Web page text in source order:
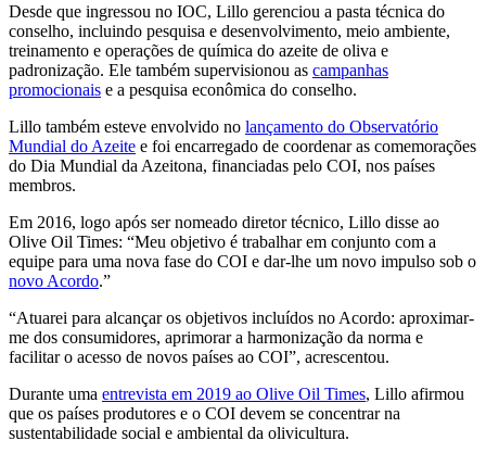
Desde que ingressou no IOC, Lillo gerenciou a pasta técnica do
conselho, incluindo pesquisa e desenvolvimento, meio ambiente,
treinamento e operações de química do azeite de oliva e
padronização. Ele também supervisionou as campanhas
promocionais e a pesquisa econômica do conselho.
Lillo também esteve envolvido no lançamento do Observatório
Mundial do Azeite e foi encarregado de coordenar as comemorações
do Dia Mundial da Azeitona, financiadas pelo COI, nos países
membros.
Em 2016, logo após ser nomeado diretor técnico, Lillo disse ao
Olive Oil Times: “Meu objetivo é trabalhar em conjunto com a
equipe para uma nova fase do COI e dar-lhe um novo impulso sob o
novo Acordo.”
“Atuarei para alcançar os objetivos incluídos no Acordo: aproximar-
me dos consumidores, aprimorar a harmonização da norma e
facilitar o acesso de novos países ao COI”, acrescentou.
Durante uma entrevista em 2019 ao Olive Oil Times, Lillo afirmou
que os países produtores e o COI devem se concentrar na
sustentabilidade social e ambiental da olivicultura.